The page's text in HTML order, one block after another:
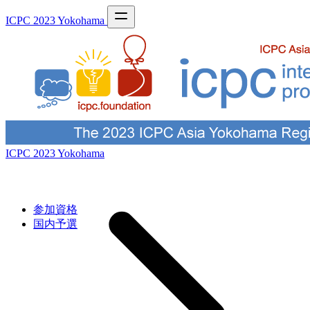
ICPC 2023 Yokohama
参加資格
国内予選
ICPC 2023 Yokohama